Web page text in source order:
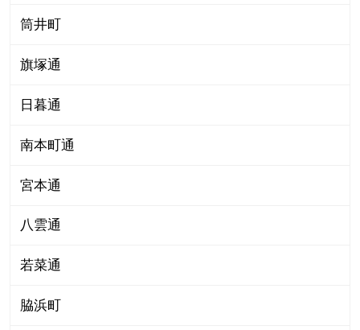
筒井町
旗塚通
日暮通
南本町通
宮本通
八雲通
若菜通
脇浜町